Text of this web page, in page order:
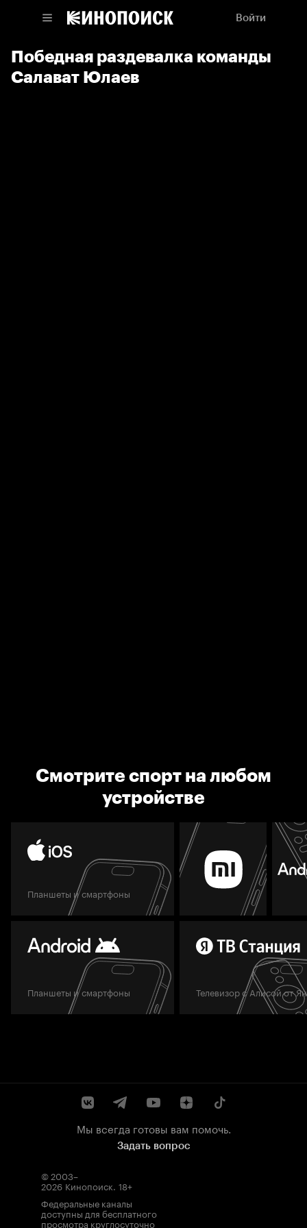
Войти
Победная раздевалка команды
Салават Юлаев
Смотрите спорт на любом
устройстве
Планшеты и смартфоны
Планшеты и смартфоны Телевизор с Алисой от
Мы всегда готовы вам помочь.
Задать вопрос
© 2003–
2026 Кинопоиск. 18+
Федеральные каналы
доступны для бесплатного
просмотра круглосуточно